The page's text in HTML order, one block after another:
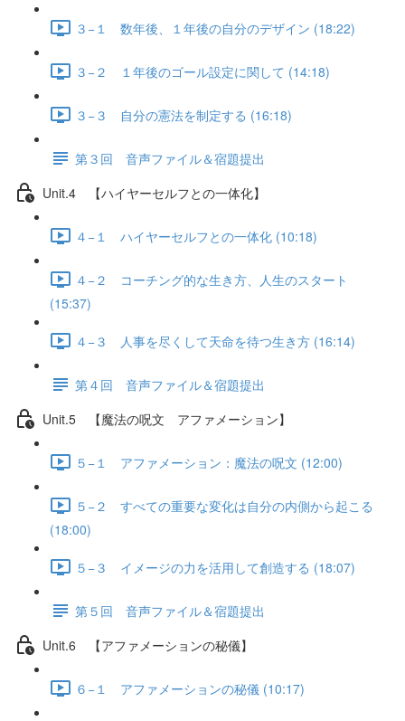
３−１ 数年後、１年後の自分のデザイン (18:22)
３−２ １年後のゴール設定に関して (14:18)
３−３ 自分の憲法を制定する (16:18)
第３回 音声ファイル＆宿題提出
Unit.4 【ハイヤーセルフとの一体化】
４−１ ハイヤーセルフとの一体化 (10:18)
４−２ コーチング的な生き方、人生のスタート
(15:37)
４−３ 人事を尽くして天命を待つ生き方 (16:14)
第４回 音声ファイル＆宿題提出
Unit.5 【魔法の呪文 アファメーション】
５−１ アファメーション：魔法の呪文 (12:00)
５−２ すべての重要な変化は自分の内側から起こる
(18:00)
５−３ イメージの力を活用して創造する (18:07)
第５回 音声ファイル＆宿題提出
Unit.6 【アファメーションの秘儀】
６−１ アファメーションの秘儀 (10:17)